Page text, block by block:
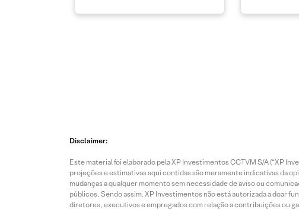
Disclaimer:
Este material foi elaborado pela XP Investimentos CCTVM S/A (“XP
projeções e estimativas aqui contidas são meramente indicativas da
mudanças a qualquer momento sem necessidade de aviso ou
públicos. Sendo assim, XP Investimentos não está autorizada a doar
diretores, executivos e empregados com relação a contribuições ou